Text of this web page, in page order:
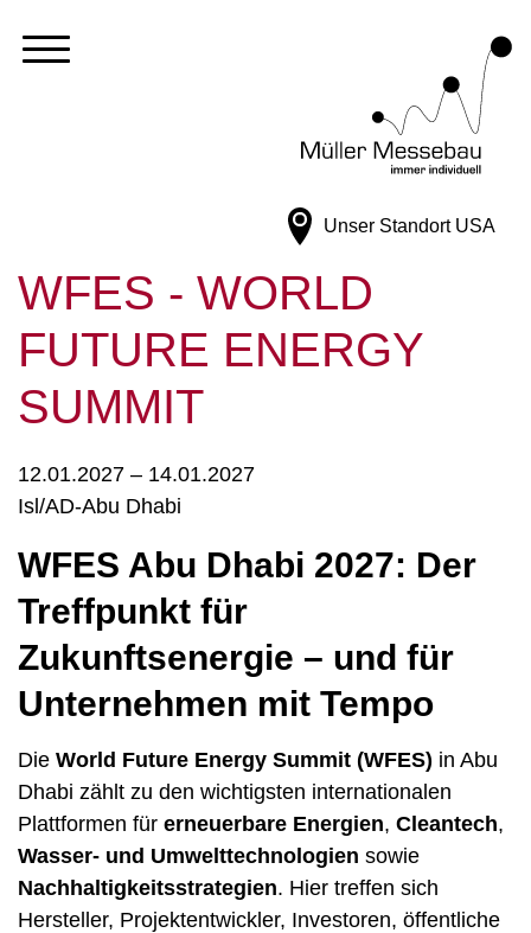
Unser Standort USA
WFES - WORLD
FUTURE ENERGY
SUMMIT
12.01.2027 – 14.01.2027
Isl/AD-Abu Dhabi
WFES Abu Dhabi 2027: Der
Treffpunkt für
Zukunftsenergie – und für
Unternehmen mit Tempo
Die World Future Energy Summit (WFES) in Abu
Dhabi zählt zu den wichtigsten internationalen
Plattformen für erneuerbare Energien, Cleantech,
Wasser- und Umwelttechnologien sowie
Nachhaltigkeitsstrategien. Hier treffen sich
Hersteller, Projektentwickler, Investoren, öffentliche